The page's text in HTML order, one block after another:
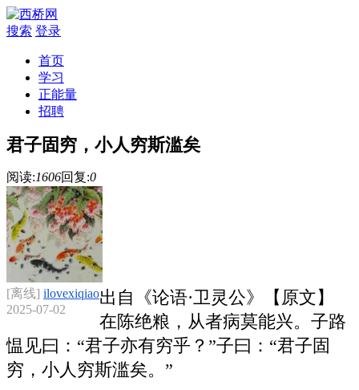
搜索 登录
首页
学习
正能量
招聘
君子固穷，小人穷斯滥矣
阅读:1606回复:0
[离线] ilovexiqiao
2025-07-02
出自《论语·卫灵公》【原文】
在陈绝粮，从者病莫能兴。子路
愠见曰：“君子亦有穷乎？”子曰：“君子固
穷，小人穷斯滥矣。”